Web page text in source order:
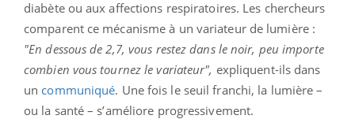
diabète ou aux affections respiratoires. Les chercheurs
comparent ce mécanisme à un variateur de lumière :
"En dessous de 2,7, vous restez dans le noir, peu importe
combien vous tournez le variateur", expliquent-ils dans
un communiqué. Une fois le seuil franchi, la lumière –
ou la santé – s’améliore progressivement.